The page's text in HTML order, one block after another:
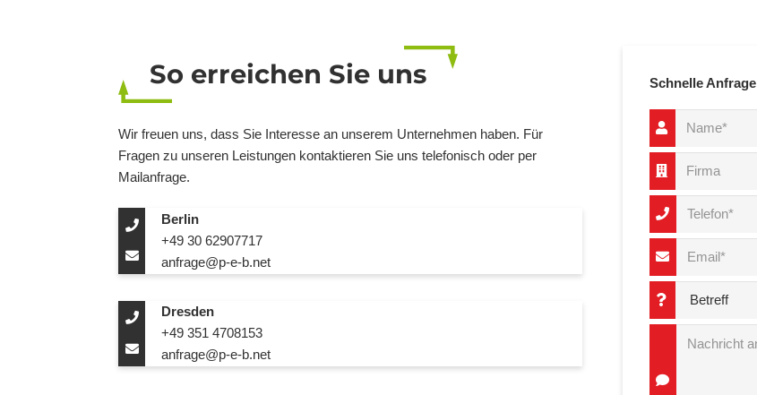
So erreichen Sie uns
Wir freuen uns, dass Sie Interesse an unserem Unternehmen haben. Für
Fragen zu unseren Leistungen kontaktieren Sie uns telefonisch oder per
Mailanfrage.
Berlin
+49 30 62907717
anfrage@p-e-b.net
Dresden
+49 351 4708153
anfrage@p-e-b.net
Schnelle Anfrage